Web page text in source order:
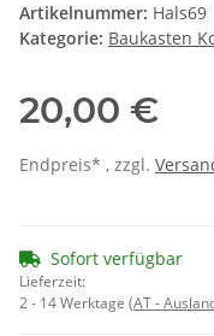
Artikelnummer: Hals69
Kategorie: Baukasten
20,00 €
Endpreis* , zzgl.
Sofort verfügbar
Lieferzeit:
2 - 14 Werktage (AT -